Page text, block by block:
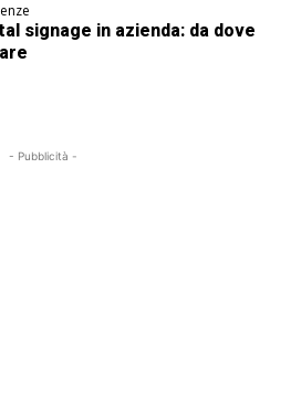
signage in azienda: da dove
- Pubblicità -